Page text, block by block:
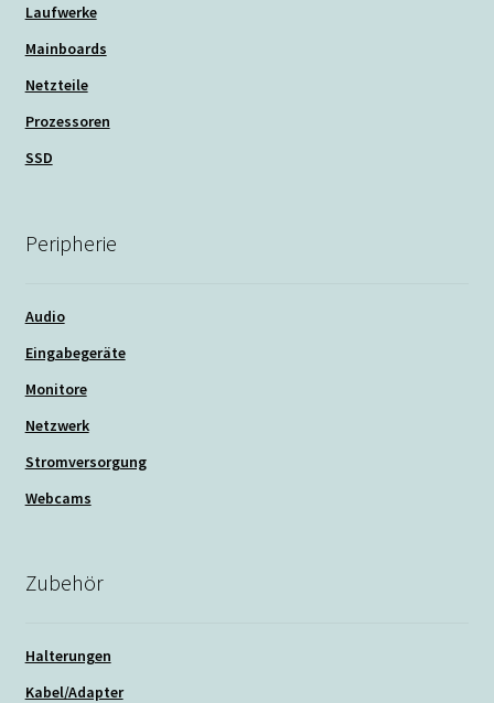
Laufwerke
Mainboards
Netzteile
Prozessoren
SSD
Peripherie
Audio
Eingabegeräte
Monitore
Netzwerk
Stromversorgung
Webcams
Zubehör
Halterungen
Kabel/Adapter